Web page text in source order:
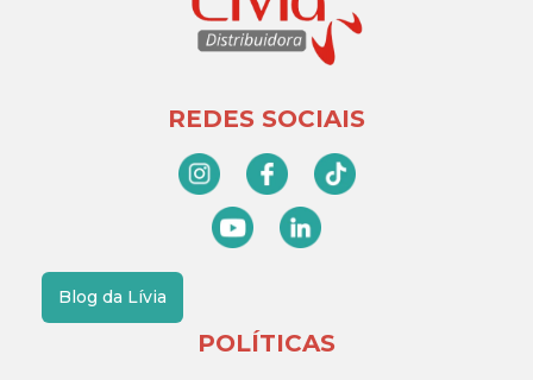
REDES SOCIAIS
Blog da Lívia
POLÍTICAS